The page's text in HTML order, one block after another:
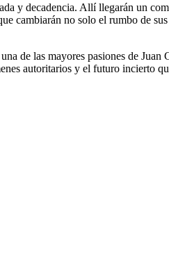
y decadencia. Allí llegarán un
cambiarán no solo el rumbo de
de las mayores pasiones de Juan
autoritarios y el futuro incierto